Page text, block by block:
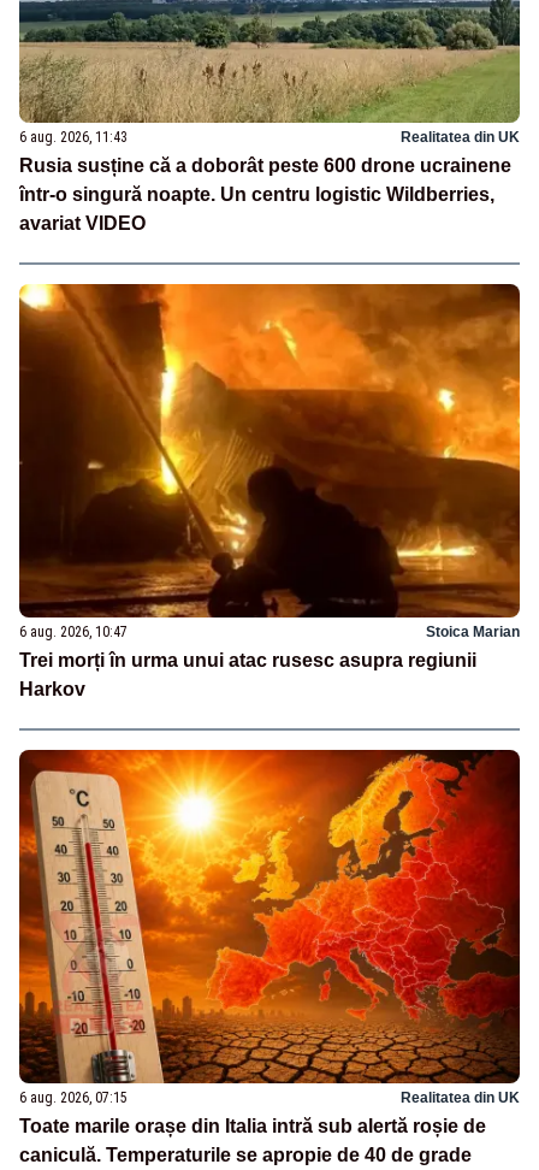
6 aug. 2026, 11:43 Realitatea din UK
Rusia susține că a doborât peste 600 drone ucrainene
într-o singură noapte. Un centru logistic Wildberries,
avariat VIDEO
6 aug. 2026, 10:47 Stoica Marian
Trei morți în urma unui atac rusesc asupra regiunii
Harkov
6 aug. 2026, 07:15 Realitatea din UK
Toate marile orașe din Italia intră sub alertă roșie de
caniculă. Temperaturile se apropie de 40 de grade